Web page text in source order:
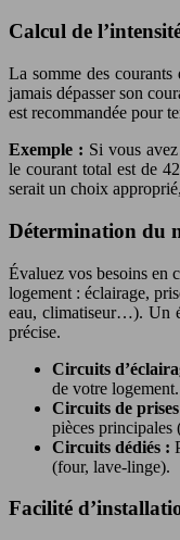
Calcul de
La somme des
jamais dépasser son
est recommandée pour
Exemple : Si vous
le courant total est de
serait un choix
Détermination du
Évaluez vos besoins en
logement : éclairage,
eau, climatiseur…). Un
précise.
Circuits
de votre logement.
Circuits de
pièces principales
Circuits dédiés :
(four, lave-linge).
Facilité